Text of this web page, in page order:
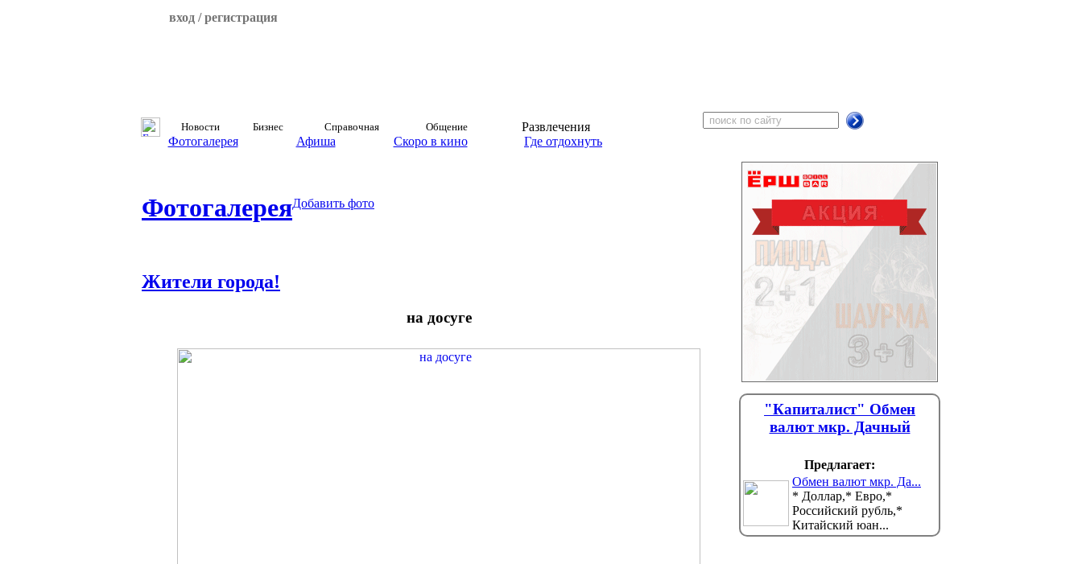
вход / регистрация
Новости Бизнес Справочная Общение
Развлечения
Фотогалерея
Афиша Скоро в кино Где отдохнуть
ФотогалереяДобавить фото
Жители города!
на досуге
"Капиталист" Обмен
валют мкр. Дачный
Предлагает:
Обмен валют мкр. Да...
* Доллар,* Евро,*
Российский рубль,*
Китайский юан...